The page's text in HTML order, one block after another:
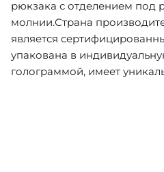
рюкзака с отделением под
молнии.Страна
является
упакована в
голограммой, имеет